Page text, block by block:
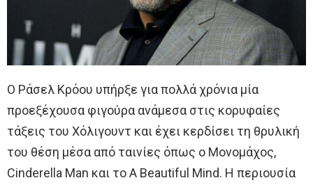
Ο Ράσελ Κρόου υπήρξε για πολλά χρόνια μία
προεξέχουσα φιγούρα ανάμεσα στις κορυφαίες
τάξεις του Χόλιγουντ και έχει κερδίσει τη θρυλική
του θέση μέσα από ταινίες όπως ο Μονομάχος,
Cinderella Man και το A Beautiful Mind. H περιουσία